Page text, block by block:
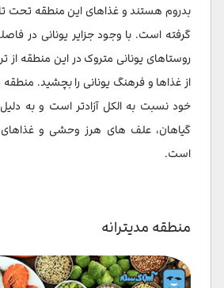
بدروم هستند و غذاهای این منطقه تحت
گرفته است. با وجود جزایر یونانی در
روستاهای یونانی متروک در این منطقه از
از غذاها و فرهنگ یونانی را بچشید. منطقه
خود نسبت به الکل آزادتر است و به دلیل
گیاهان، علف های هرز وحشی و
است.
منطقه مدیترانه